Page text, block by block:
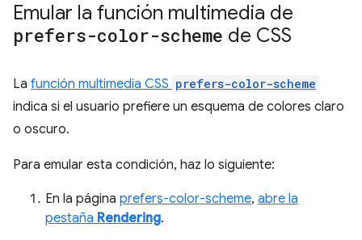
Emular la función multimedia de
prefers-color-scheme de CSS
La función multimedia CSS prefers-color-scheme
indica si el usuario prefiere un esquema de colores claro
o oscuro.
Para emular esta condición, haz lo siguiente:
En la página prefers-color-scheme, abre la
pestaña Rendering.